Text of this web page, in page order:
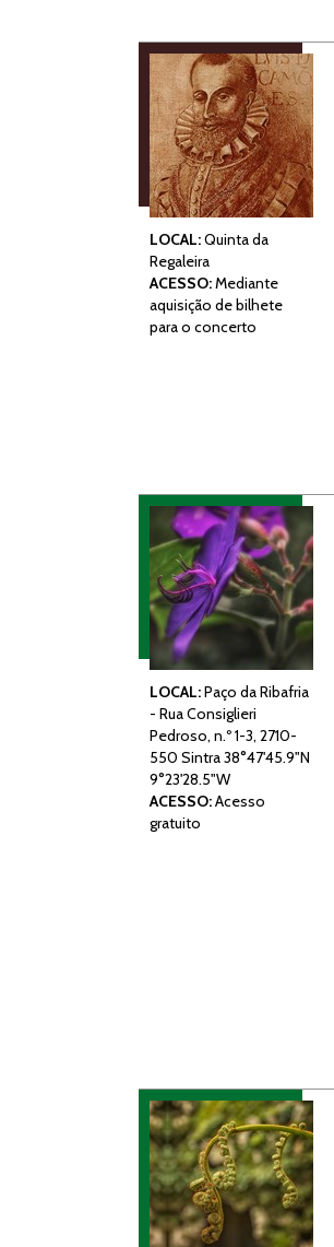
LOCAL:Quinta da
Regaleira
ACESSO:Mediante
aquisição de bilhete
para o concerto
LOCAL:Paço da Ribafria
- Rua Consiglieri
Pedroso, n.º 1-3, 2710-
550 Sintra 38°47'45.9"N
9°23'28.5"W
ACESSO:Acesso
gratuito